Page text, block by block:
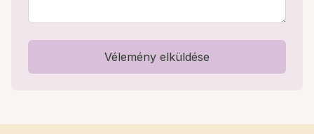
Vélemény elküldése